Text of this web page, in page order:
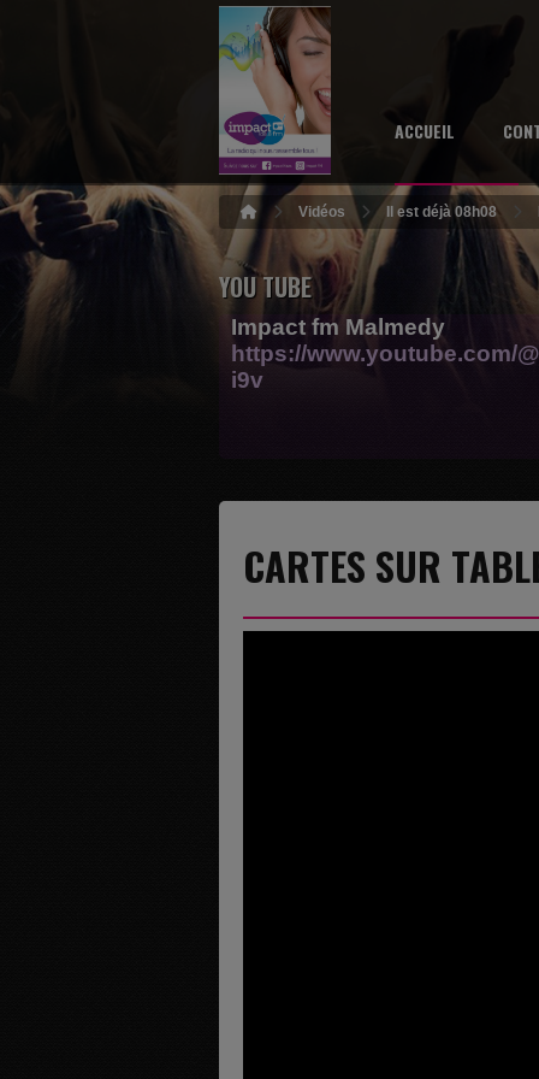
ACCUEIL
Vidéos Il est déjà 08h08
YOU TUBE
Impact fm Malmedy
https://www.youtube.com/
i9v
CARTES SUR